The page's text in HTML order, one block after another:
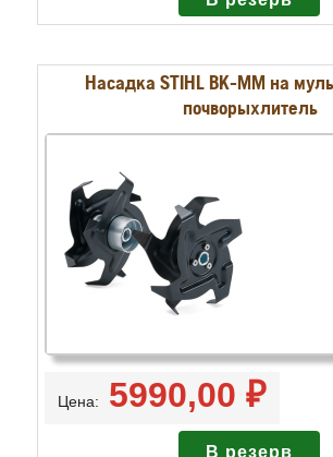
Насадка STIHL BK-MM на
почворыхлитель
Цена: 5990,00 ₽